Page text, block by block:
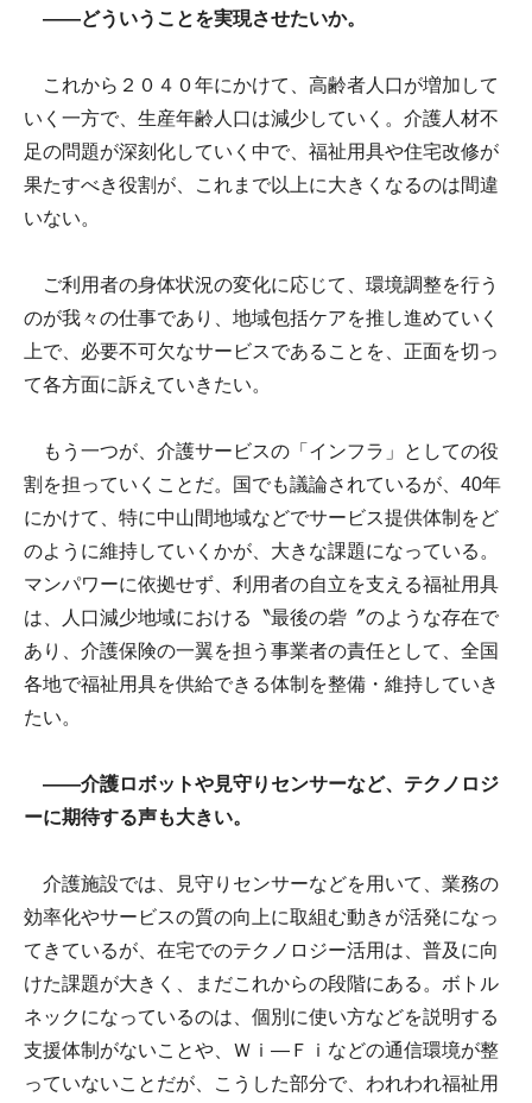
――どういうことを実現させたいか。
これから２０４０年にかけて、高齢者人口が増加して
いく一方で、生産年齢人口は減少していく。介護人材不
足の問題が深刻化していく中で、福祉用具や住宅改修が
果たすべき役割が、これまで以上に大きくなるのは間違
いない。
ご利用者の身体状況の変化に応じて、環境調整を行う
のが我々の仕事であり、地域包括ケアを推し進めていく
上で、必要不可欠なサービスであることを、正面を切っ
て各方面に訴えていきたい。
もう一つが、介護サービスの「インフラ」としての役
割を担っていくことだ。国でも議論されているが、40年
にかけて、特に中山間地域などでサービス提供体制をど
のように維持していくかが、大きな課題になっている。
マンパワーに依拠せず、利用者の自立を支える福祉用具
は、人口減少地域における〝最後の砦〞のような存在で
あり、介護保険の一翼を担う事業者の責任として、全国
各地で福祉用具を供給できる体制を整備・維持していき
たい。
――介護ロボットや見守りセンサーなど、テクノロジ
ーに期待する声も大きい。
介護施設では、見守りセンサーなどを用いて、業務の
効率化やサービスの質の向上に取組む動きが活発になっ
てきているが、在宅でのテクノロジー活用は、普及に向
けた課題が大きく、まだこれからの段階にある。ボトル
ネックになっているのは、個別に使い方などを説明する
支援体制がないことや、Ｗｉ―Ｆｉなどの通信環境が整
っていないことだが、こうした部分で、われわれ福祉用